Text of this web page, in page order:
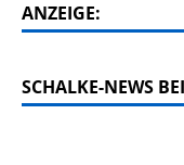
ANZEIGE:
SCHALKE-NEWS